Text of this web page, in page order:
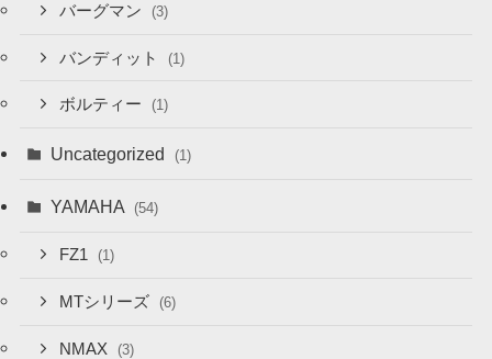
バーグマン (3)
バンディット (1)
ボルティー (1)
Uncategorized (1)
YAMAHA (54)
FZ1 (1)
MTシリーズ (6)
NMAX (3)